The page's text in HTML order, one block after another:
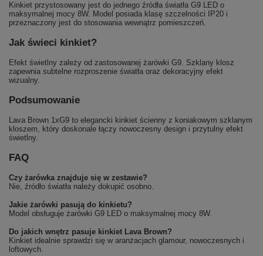
Kinkiet przystosowany jest do jednego źródła światła G9 LED o
maksymalnej mocy 8W. Model posiada klasę szczelności IP20 i
przeznaczony jest do stosowania wewnątrz pomieszczeń.
Jak świeci kinkiet?
Efekt świetlny zależy od zastosowanej żarówki G9. Szklany klosz
zapewnia subtelne rozproszenie światła oraz dekoracyjny efekt
wizualny.
Podsumowanie
Lava Brown 1xG9 to elegancki kinkiet ścienny z koniakowym szklanym
kloszem, który doskonale łączy nowoczesny design i przytulny efekt
świetlny.
FAQ
Czy żarówka znajduje się w zestawie?
Nie, źródło światła należy dokupić osobno.
Jakie żarówki pasują do kinkietu?
Model obsługuje żarówki G9 LED o maksymalnej mocy 8W.
Do jakich wnętrz pasuje kinkiet Lava Brown?
Kinkiet idealnie sprawdzi się w aranżacjach glamour, nowoczesnych i
loftowych.